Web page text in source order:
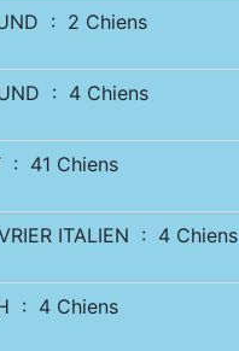
: 2 Chiens
: 4 Chiens
: 41 Chiens
ITALIEN : 4 Chiens
: 4 Chiens